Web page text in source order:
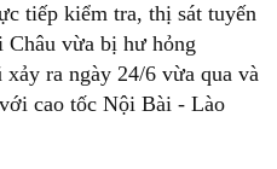
tiếp kiểm tra, thị sát tuyến
vừa bị hư hỏng
ra ngày 24/6 vừa qua và
cao tốc Nội Bài - Lào